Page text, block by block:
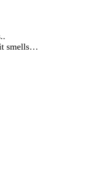
smells…